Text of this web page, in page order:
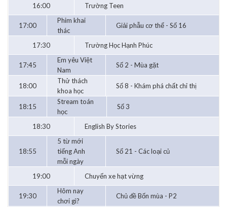
16:00 Trường Teen
17:00
Phim khai
thác
Giải phẫu cơ thể - Số 16
17:30 Trường Học Hạnh Phúc
17:45
Em yêu Việt
Nam
Số 2 - Mùa gặt
18:00
Thử thách
khoa học
Số 8 - Khám phá chất chỉ thị
18:15
Stream toán
học
Số 3
18:30 English By Stories
18:55
5 từ mới
tiếng Anh
mỗi ngày
Số 21 - Các loại củ
19:00 Chuyến xe hạt vừng
19:30
Hôm nay
chơi gì?
Chủ đề Bốn mùa - P2